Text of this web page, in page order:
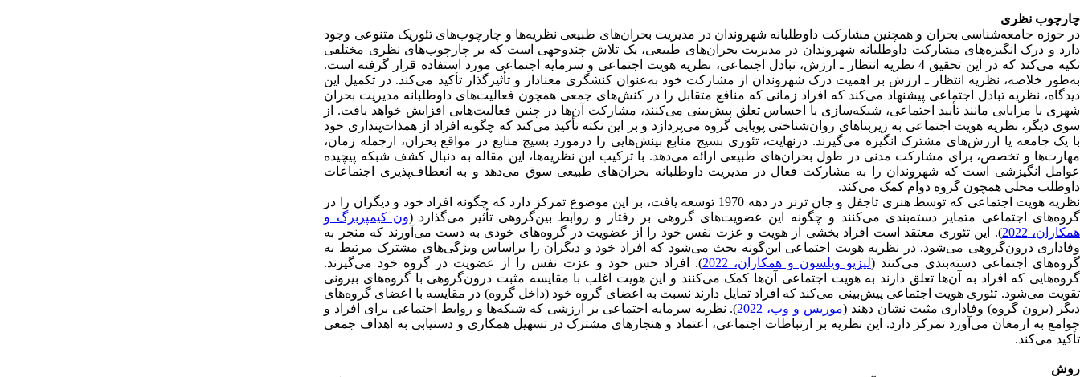
چارچوب نظری
در حوزه جامعه‌شناسی بحران و همچنین مشارکت داوطلبانه شهروندان در مدیریت بحران‌های طبیعی نظریه‌ها و چارچوب‌های تئوریک متنوعی وجود
دارد و درک انگیزه‌های مشارکت داوطلبانه شهروندان در مدیریت بحران‌های طبیعی، یک تلاش چندوجهی است که بر چارچوب‌های نظری مختلفی
تکیه می‌کند که در این تحقیق 4 نظریه انتظار ـ ارزش، تبادل اجتماعی، نظریه هویت اجتماعی و سرمایه اجتماعی مورد استفاده قرار گرفته است.
به‌طور خلاصه، نظریه انتظار ـ ارزش بر اهمیت درک شهروندان از مشارکت خود به‌عنوان کنشگری معنادار و تأثیرگذار تأکید می‌کند. در تکمیل این
دیدگاه، نظریه تبادل اجتماعی پیشنهاد می‌کند که افراد زمانی که منافع متقابل را در کنش‌های جمعی همچون فعالیت‌های داوطلبانه مدیریت بحران
شهری با مزایایی مانند تأیید اجتماعی، شبکه‌سازی یا احساس تعلق پیش‌بینی می‌کنند، مشارکت آن‌ها در چنین فعالیت‌هایی افزایش خواهد یافت. از
سوی دیگر، نظریه هویت اجتماعی به زیربناهای روان‌شناختی پویایی گروه می‌پردازد و بر این نکته تأکید می‌کند که چگونه افراد از همذات‌پنداری خود
با یک جامعه یا ارزش‌های مشترک انگیزه می‌گیرند. در‌نهایت، تئوری بسیج منابع بینش‌هایی را در‌مورد بسیج منابع در مواقع بحران، از‌جمله زمان،
مهارت‌ها و تخصص، برای مشارکت مدنی در طول بحران‌های طبیعی ارائه می‌دهد. با ترکیب این نظریه‌ها، این مقاله به دنبال کشف شبکه پیچیده
عوامل انگیزشی است که شهروندان را به مشارکت فعال در مدیریت داوطلبانه بحران‌های طبیعی سوق می‌دهد و به انعطاف‌پذیری اجتماعات
داوطلب محلی همچون گروه دوام کمک می‌کند.
نظریه هویت اجتماعی که توسط هنری تاجفل و جان ترنر در دهه 1970 توسعه یافت، بر این موضوع تمرکز دارد که چگونه افراد خود و دیگران را در
گروه‌های اجتماعی متمایز دسته‌بندی می‌کنند و چگونه این عضویت‌های گروهی بر رفتار و روابط بین‌گروهی تأثیر می‌گذارد (ون کیمپربرگ و
همکاران، 2022
). این تئوری معتقد است افراد بخشی از هویت و عزت نفس خود را از عضویت در گروه‌های خودی به دست می‌آورند که منجر به
وفاداری درون‌گروهی می‌شود. در نظریه هویت اجتماعی این‌گونه بحث می‌شود که افراد خود و دیگران را بر‌اساس ویژگی‌های مشترک مرتبط به
گروه‌های اجتماعی دسته‌بندی می‌کنند (لیزیو ویلسون و همکاران، 2022
). افراد حس خود و عزت نفس را از عضویت در گروه خود می‌گیرند.
گروه‌هایی که افراد به آن‌ها تعلق دارند به هویت اجتماعی آن‌ها کمک می‌کنند و این هویت اغلب با مقایسه مثبت درون‌گروهی با گروه‌های بیرونی
تقویت می‌شود. تئوری هویت اجتماعی پیش‌بینی می‌کند که افراد تمایل دارند نسبت به اعضای گروه خود (داخل گروه) در مقایسه با اعضای گروه‌های
دیگر (برون گروه) وفاداری مثبت نشان دهند (موریس و وب، 2022
). نظریه سرمایه اجتماعی بر ارزشی که شبکه‌ها و روابط اجتماعی برای افراد و
جوامع به ارمغان می‌آورد تمرکز دارد. این نظریه بر ارتباطات اجتماعی، اعتماد و هنجارهای مشترک در تسهیل همکاری و دستیابی به اهداف جمعی
تأکید می‌کند.
روش